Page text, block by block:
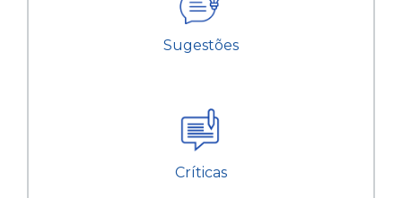
Sugestões
Críticas